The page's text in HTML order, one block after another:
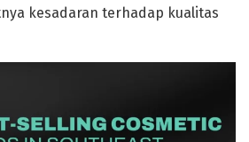
kesadaran terhadap kualitas